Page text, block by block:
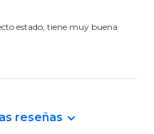
estado, tiene muy buena
reseñas